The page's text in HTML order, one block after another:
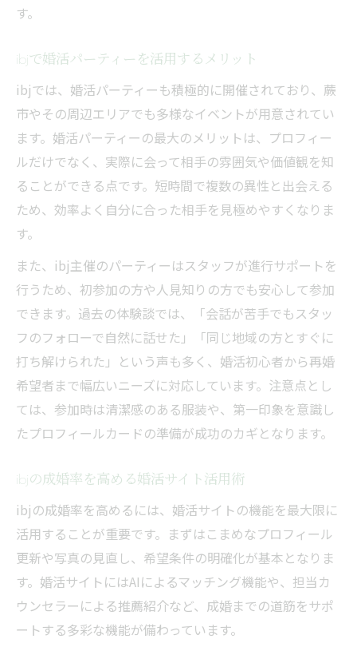
す。
ibjで婚活パーティーを活用するメリット
ibjでは、婚活パーティーも積極的に開催されており、蕨
市やその周辺エリアでも多様なイベントが用意されてい
ます。婚活パーティーの最大のメリットは、プロフィー
ルだけでなく、実際に会って相手の雰囲気や価値観を知
ることができる点です。短時間で複数の異性と出会える
ため、効率よく自分に合った相手を見極めやすくなりま
す。
また、ibj主催のパーティーはスタッフが進行サポートを
行うため、初参加の方や人見知りの方でも安心して参加
できます。過去の体験談では、「会話が苦手でもスタッ
フのフォローで自然に話せた」「同じ地域の方とすぐに
打ち解けられた」という声も多く、婚活初心者から再婚
希望者まで幅広いニーズに対応しています。注意点とし
ては、参加時は清潔感のある服装や、第一印象を意識し
たプロフィールカードの準備が成功のカギとなります。
ibjの成婚率を高める婚活サイト活用術
ibjの成婚率を高めるには、婚活サイトの機能を最大限に
活用することが重要です。まずはこまめなプロフィール
更新や写真の見直し、希望条件の明確化が基本となりま
す。婚活サイトにはAIによるマッチング機能や、担当カ
ウンセラーによる推薦紹介など、成婚までの道筋をサポ
ートする多彩な機能が備わっています。